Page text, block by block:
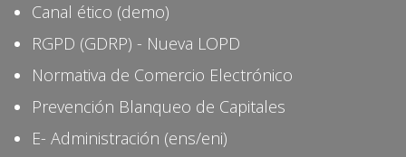
Canal ético (demo)
RGPD (GDRP) - Nueva LOPD
Normativa de Comercio Electrónico
Prevención Blanqueo de Capitales
E- Administración (ens/eni)